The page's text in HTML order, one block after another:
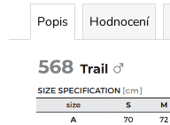
Popis Hodnocení